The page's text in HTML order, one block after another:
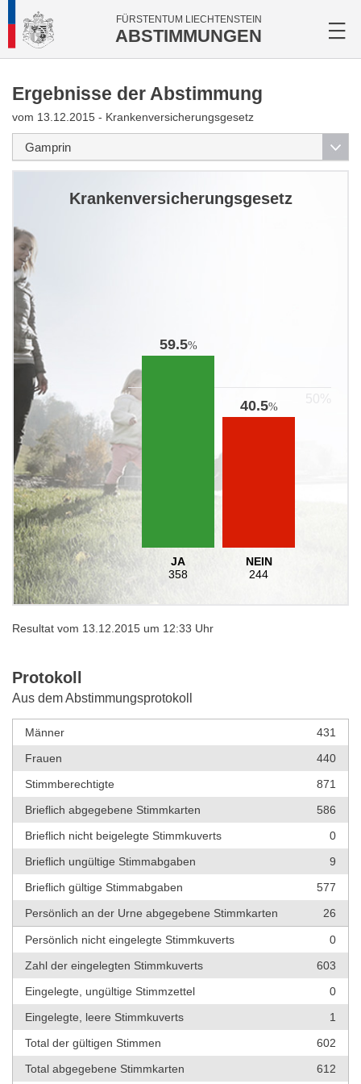
FÜRSTENTUM LIECHTENSTEIN
ABSTIMMUNGEN
Ergebnisse der Abstimmung
vom 13.12.2015 - Krankenversicherungsgesetz
Krankenversicherungsgesetz
59.5%
JA
358
40.5%
NEIN
244
Resultat vom 13.12.2015 um 12:33 Uhr
Protokoll
Aus dem Abstimmungsprotokoll
Männer
431
Frauen
440
Stimmberechtigte
871
Brieflich abgegebene Stimmkarten
586
Brieflich nicht beigelegte Stimmkuverts
0
Brieflich ungültige Stimmabgaben
9
Brieflich gültige Stimmabgaben
577
Persönlich an der Urne abgegebene Stimmkarten
26
Persönlich nicht eingelegte Stimmkuverts
0
Zahl der eingelegten Stimmkuverts
603
Eingelegte, ungültige Stimmzettel
0
Eingelegte, leere Stimmkuverts
1
Total der gültigen Stimmen
602
Total abgegebene Stimmkarten
612